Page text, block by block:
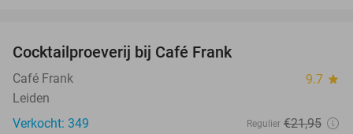
Cocktailproeverij bij Café Frank
Café Frank 9.7 star
Leiden
Verkocht: 349
Regulier €21,95